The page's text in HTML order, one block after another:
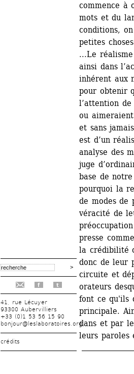
f t
41, rue Lécuyer
93300 Aubervilliers
+33 (0)1 53 56 15 90
bonjour@leslaboratoires.org
crédits
commence à
mots et du
conditions,
petites
...Le
ainsi dans
inhérent aux
pour obtenir
l’attention
ou
et sans
est d’un
analyse des
juge
base de
pourquoi la
de modes de
véracité de
presse
la crédibilité
donc de leur
circuite et
orateurs
font ce qu'ils
principale.
dans et par
leurs paroles